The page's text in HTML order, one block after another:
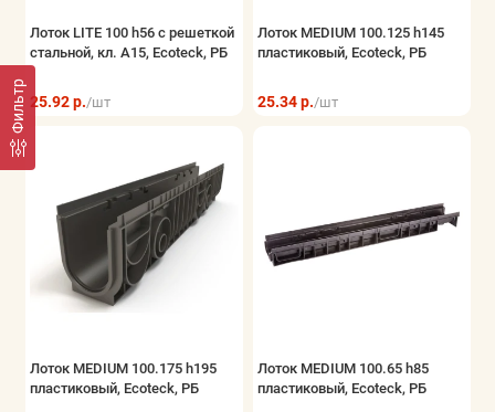
Фильтр
Лоток LITE 100 h56 с решеткой
стальной, кл. А15, Ecoteck, РБ
25.92 р./шт
Лоток MEDIUM 100.125 h145
пластиковый, Ecoteck, РБ
25.34 р./шт
Лоток MEDIUM 100.175 h195
пластиковый, Ecoteck, РБ
Лоток MEDIUM 100.65 h85
пластиковый, Ecoteck, РБ